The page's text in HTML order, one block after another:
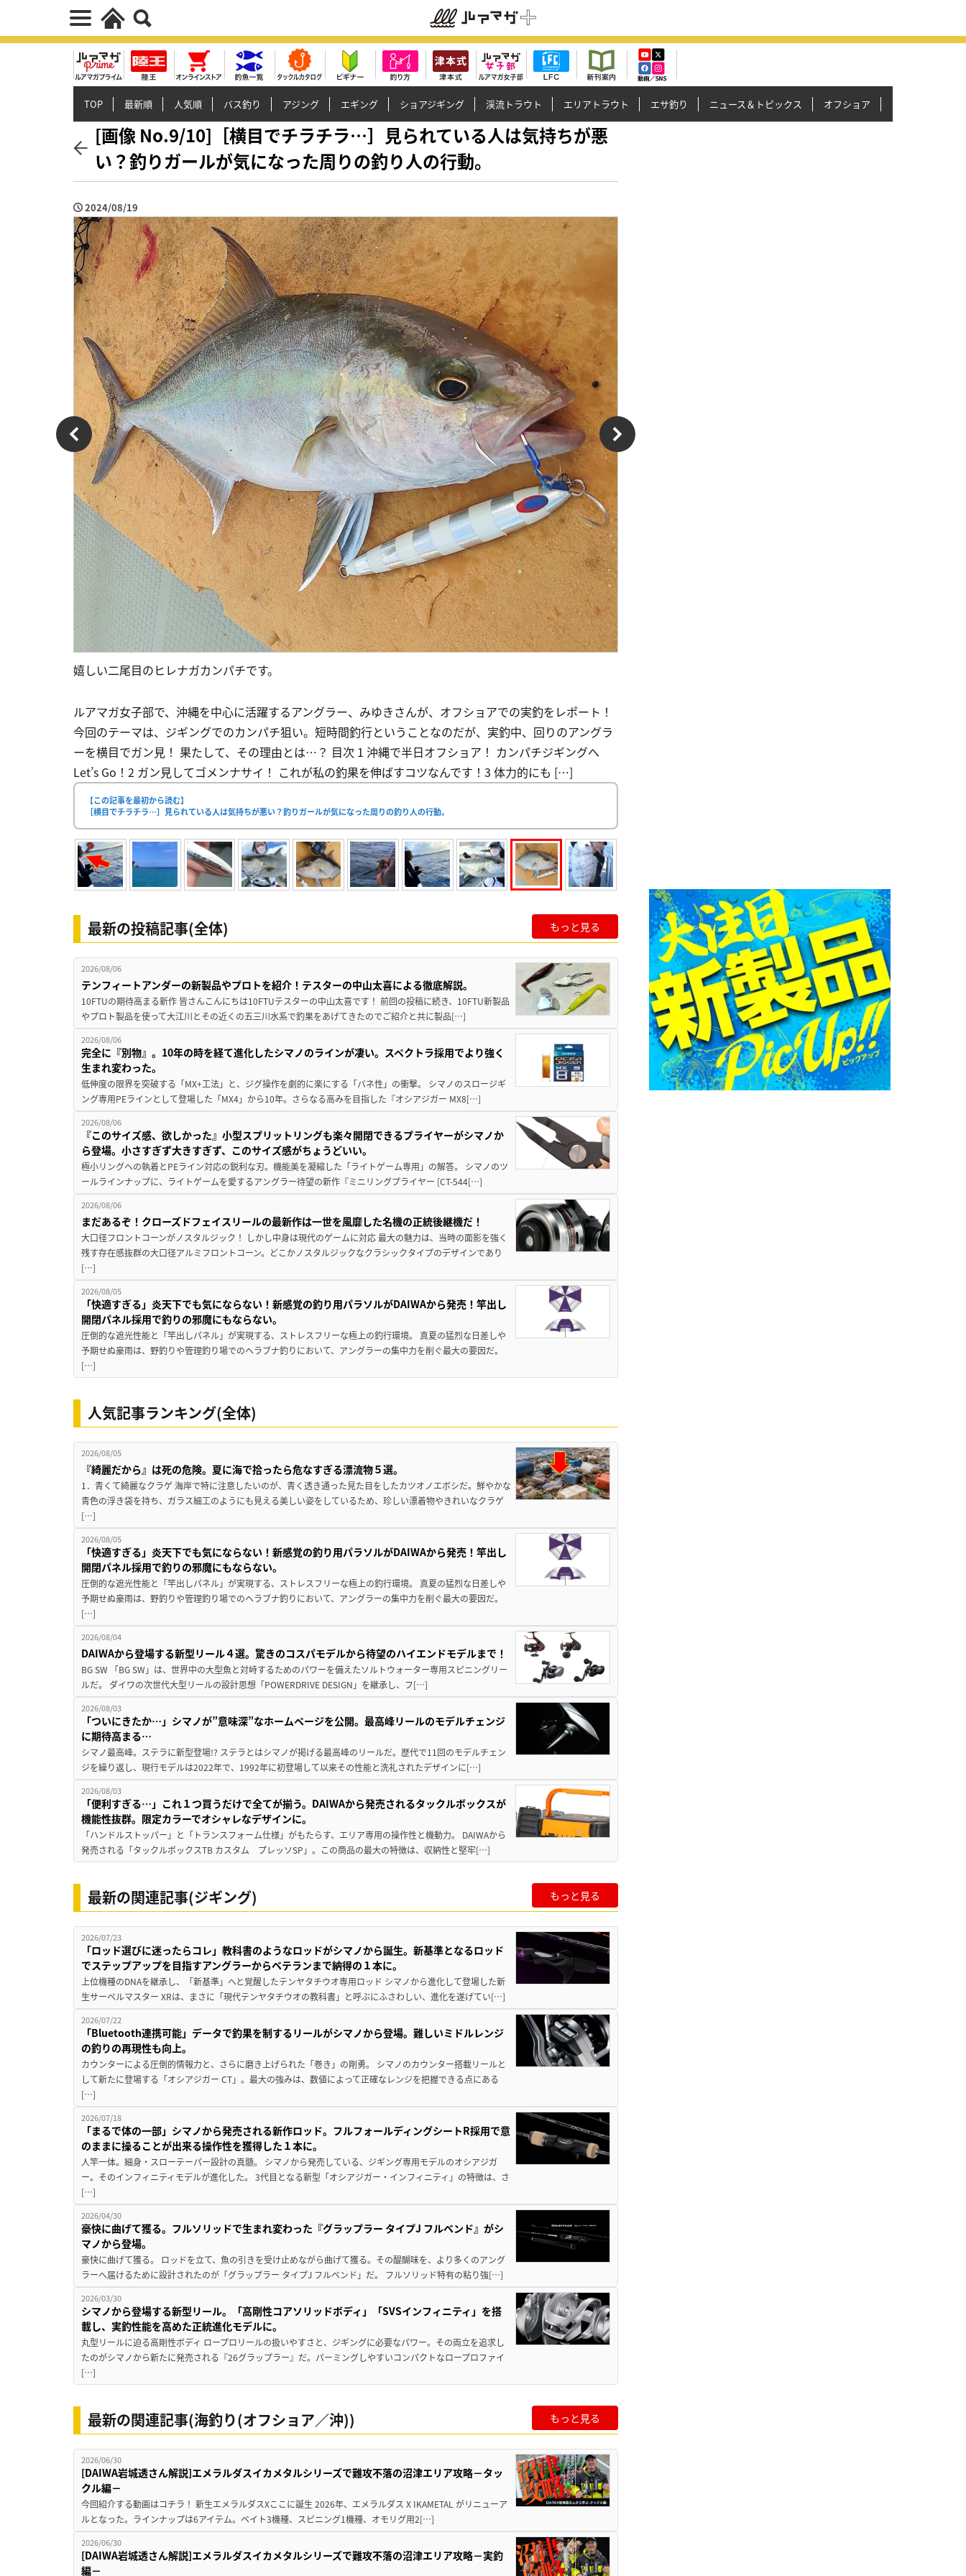
TOP 最新順 人気順 バス釣り アジング エギング ショアジギング 渓流トラウト エリアトラウト エサ釣り ニュース＆トピックス オフショア
[画像 No.9/10]［横目でチラチラ…］見られている人は気持ちが悪
い？釣りガールが気になった周りの釣り人の行動。
2024/08/19
嬉しい二尾目のヒレナガカンパチです。
ルアマガ女子部で、沖縄を中心に活躍するアングラー、みゆきさんが、オフショアでの実釣をレポート！
今回のテーマは、ジギングでのカンパチ狙い。短時間釣行ということなのだが、実釣中、回りのアングラ
ーを横目でガン見！ 果たして、その理由とは…？ 目次 1 沖縄で半日オフショア！ カンパチジギングへ
Let’s Go！2 ガン見してゴメンナサイ！ これが私の釣果を伸ばすコツなんです！3 体力的にも […]
【この記事を最初から読む】
［横目でチラチラ…］見られている人は気持ちが悪い？釣りガールが気になった周りの釣り人の行動。
最新の投稿記事(全体) もっと見る
2026/08/06
テンフィートアンダーの新製品やプロトを紹介！テスターの中山太喜による徹底解説。
10FTUの期待高まる新作 皆さんこんにちは10FTUテスターの中山太喜です！ 前回の投稿に続き、10FTU新製品
やプロト製品を使って大江川とその近くの五三川水系で釣果をあげてきたのでご紹介と共に製品[…]
2026/08/06
完全に『別物』。10年の時を経て進化したシマノのラインが凄い。スペクトラ採用でより強く
生まれ変わった。
低伸度の限界を突破する「MX+工法」と、ジグ操作を劇的に楽にする「バネ性」の衝撃。 シマノのスロージギ
ング専用PEラインとして登場した「MX4」から10年。さらなる高みを目指した『オシアジガー MX8[…]
2026/08/06
『このサイズ感、欲しかった』小型スプリットリングも楽々開閉できるプライヤーがシマノか
ら登場。小さすぎず大きすぎず、このサイズ感がちょうどいい。
極小リングへの執着とPEライン対応の鋭利な刃。機能美を凝縮した「ライトゲーム専用」の解答。 シマノのツ
ールラインナップに、ライトゲームを愛するアングラー待望の新作『ミニリングプライヤー [CT-544[…]
2026/08/06
まだあるぞ！クローズドフェイスリールの最新作は一世を風靡した名機の正統後継機だ！
大口径フロントコーンがノスタルジック！ しかし中身は現代のゲームに対応 最大の魅力は、当時の面影を強く
残す存在感抜群の大口径アルミフロントコーン。どこかノスタルジックなクラシックタイプのデザインであり
[…]
2026/08/05
「快適すぎる」炎天下でも気にならない！新感覚の釣り用パラソルがDAIWAから発売！竿出し
開閉パネル採用で釣りの邪魔にもならない。
圧倒的な遮光性能と「竿出しパネル」が実現する、ストレスフリーな極上の釣行環境。 真夏の猛烈な日差しや
予期せぬ豪雨は、野釣りや管理釣り場でのヘラブナ釣りにおいて、アングラーの集中力を削ぐ最大の要因だ。
[…]
人気記事ランキング(全体)
2026/08/05
『綺麗だから』は死の危険。夏に海で拾ったら危なすぎる漂流物５選。
1．青くて綺麗なクラゲ 海岸で特に注意したいのが、青く透き通った見た目をしたカツオノエボシだ。鮮やかな
青色の浮き袋を持ち、ガラス細工のようにも見える美しい姿をしているため、珍しい漂着物やきれいなクラゲ
[…]
2026/08/05
「快適すぎる」炎天下でも気にならない！新感覚の釣り用パラソルがDAIWAから発売！竿出し
開閉パネル採用で釣りの邪魔にもならない。
圧倒的な遮光性能と「竿出しパネル」が実現する、ストレスフリーな極上の釣行環境。 真夏の猛烈な日差しや
予期せぬ豪雨は、野釣りや管理釣り場でのヘラブナ釣りにおいて、アングラーの集中力を削ぐ最大の要因だ。
[…]
2026/08/04
DAIWAから登場する新型リール４選。驚きのコスパモデルから待望のハイエンドモデルまで！
BG SW 「BG SW」は、世界中の大型魚と対峙するためのパワーを備えたソルトウォーター専用スピニングリー
ルだ。 ダイワの次世代大型リールの設計思想「POWERDRIVE DESIGN」を継承し、フ[…]
2026/08/03
「ついにきたか…」シマノが”意味深”なホームページを公開。最高峰リールのモデルチェンジ
に期待高まる…
シマノ最高峰。ステラに新型登場!? ステラとはシマノが掲げる最高峰のリールだ。歴代で11回のモデルチェン
ジを繰り返し、現行モデルは2022年で、1992年に初登場して以来その性能と洗礼されたデザインに[…]
2026/08/03
「便利すぎる…」これ１つ買うだけで全てが揃う。DAIWAから発売されるタックルボックスが
機能性抜群。限定カラーでオシャレなデザインに。
「ハンドルストッパー」と「トランスフォーム仕様」がもたらす、エリア専用の操作性と機動力。 DAIWAから
発売される「タックルボックスTB カスタム プレッソSP」。この商品の最大の特徴は、収納性と堅牢[…]
最新の関連記事(ジギング) もっと見る
2026/07/23
「ロッド選びに迷ったらコレ」教科書のようなロッドがシマノから誕生。新基準となるロッド
でステップアップを目指すアングラーからベテランまで納得の１本に。
上位機種のDNAを継承し、「新基準」へと覚醒したテンヤタチウオ専用ロッド シマノから進化して登場した新
生サーベルマスター XRは、まさに「現代テンヤタチウオの教科書」と呼ぶにふさわしい、進化を遂げてい[…]
2026/07/22
「Bluetooth連携可能」データで釣果を制するリールがシマノから登場。難しいミドルレンジ
の釣りの再現性も向上。
カウンターによる圧倒的情報力と、さらに磨き上げられた「巻き」の剛勇。 シマノのカウンター搭載リールと
して新たに登場する「オシアジガー CT」。最大の強みは、数値によって正確なレンジを把握できる点にある
[…]
2026/07/18
「まるで体の一部」シマノから発売される新作ロッド。フルフォールディングシートR採用で意
のままに操ることが出来る操作性を獲得した１本に。
人竿一体。細身・スローテーパー設計の真髄。 シマノから発売している、ジギング専用モデルのオシアジガ
ー。そのインフィニティモデルが進化した。 3代目となる新型「オシアジガー・インフィニティ」の特徴は、さ
[…]
2026/04/30
豪快に曲げて獲る。フルソリッドで生まれ変わった『グラップラー タイプJ フルベンド』がシ
マノから登場。
豪快に曲げて獲る。 ロッドを立て、魚の引きを受け止めながら曲げて獲る。その醍醐味を、より多くのアング
ラーへ届けるために設計されたのが「グラップラー タイプJ フルベンド」だ。 フルソリッド特有の粘り強[…]
2026/03/30
シマノから登場する新型リール。「高剛性コアソリッドボディ」「SVSインフィニティ」を搭
載し、実釣性能を高めた正統進化モデルに。
丸型リールに迫る高剛性ボディ ロープロリールの扱いやすさと、ジギングに必要なパワー。その両立を追求し
たのがシマノから新たに発売される『26グラップラー』だ。パーミングしやすいコンパクトなロープロファイ
[…]
最新の関連記事(海釣り(オフショア／沖)) もっと見る
2026/06/30
[DAIWA岩城透さん解説]エメラルダスイカメタルシリーズで難攻不落の沼津エリア攻略－タッ
クル編－
今回紹介する動画はコチラ！ 新生エメラルダスXここに誕生 2026年、エメラルダス X IKAMETAL がリニューア
ルとなった。ラインナップは6アイテム。ベイト3機種、スピニング1機種、オモリグ用2[…]
2026/06/30
[DAIWA岩城透さん解説]エメラルダスイカメタルシリーズで難攻不落の沼津エリア攻略－実釣
編－